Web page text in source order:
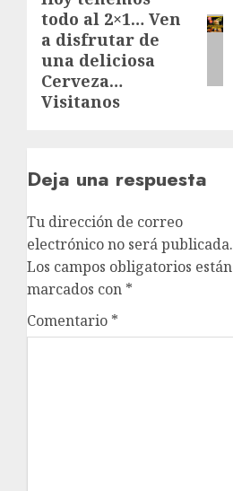
entrada:
todo al 2×1… Ven
a disfrutar de
una deliciosa
Cerveza…
Visitanos
Deja una respuesta
Tu dirección de correo
electrónico no será publicada.
Los campos obligatorios están
marcados con *
Comentario *